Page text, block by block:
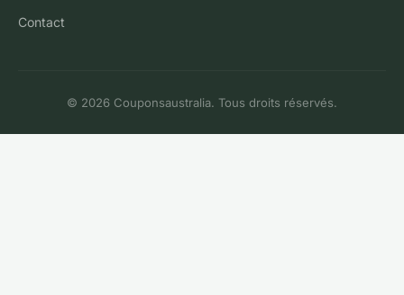
Contact
© 2026 Couponsaustralia. Tous droits réservés.